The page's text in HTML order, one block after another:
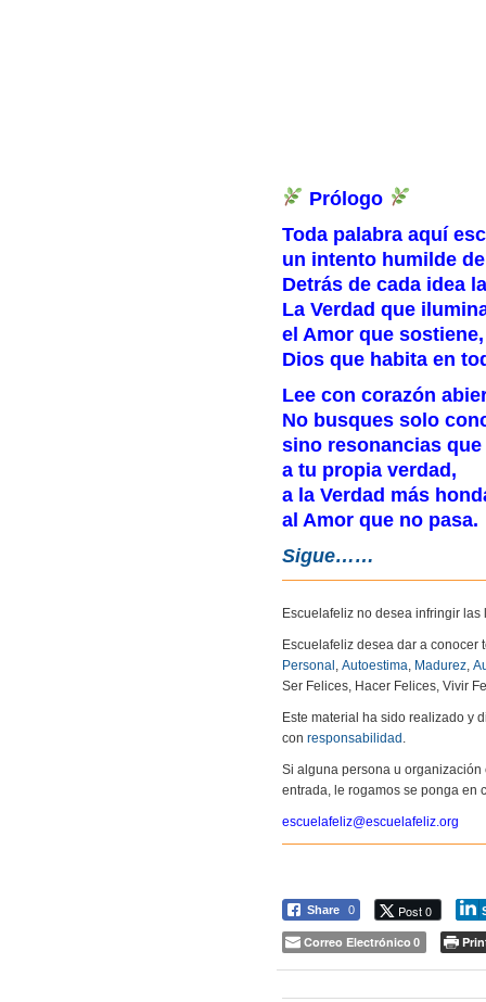
Prólogo
Toda palabra aquí
un intento humilde
Detrás de cada idea
La Verdad que
el Amor que sostiene,
Dios que habita en
Lee con corazón
No busques solo
sino resonancias
a tu propia verdad,
a la Verdad más
al Amor que no pasa.
Sigue……
Escuelafeliz no desea infringir
Escuelafeliz desea dar a
Personal Autoestima Madurez
Ser Felices, Hacer Felices, Vivir
Este material ha sido realizado y
con responsabilidad
Si alguna persona u
entrada, le rogamos se ponga en
escuelafeliz@escuelafeliz.org
Share 0 Post 0
Correo Electrónico 0